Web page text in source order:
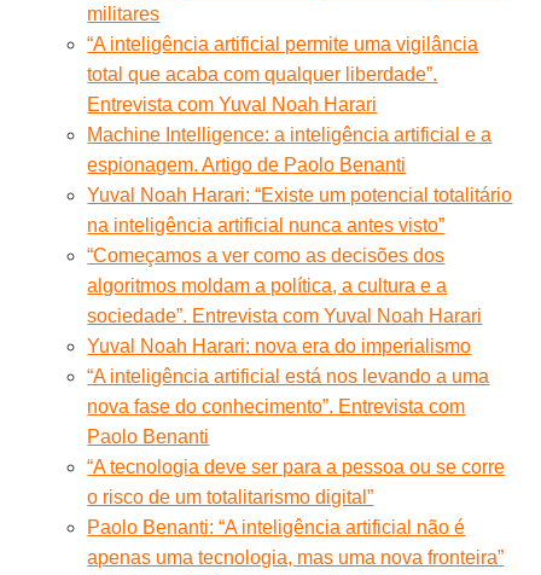
militares
“A inteligência artificial permite uma vigilância
total que acaba com qualquer liberdade”.
Entrevista com Yuval Noah Harari
Machine Intelligence: a inteligência artificial e a
espionagem. Artigo de Paolo Benanti
Yuval Noah Harari: “Existe um potencial totalitário
na inteligência artificial nunca antes visto”
“Começamos a ver como as decisões dos
algoritmos moldam a política, a cultura e a
sociedade”. Entrevista com Yuval Noah Harari
Yuval Noah Harari: nova era do imperialismo
“A inteligência artificial está nos levando a uma
nova fase do conhecimento”. Entrevista com
Paolo Benanti
“A tecnologia deve ser para a pessoa ou se corre
o risco de um totalitarismo digital”
Paolo Benanti: “A inteligência artificial não é
apenas uma tecnologia, mas uma nova fronteira”